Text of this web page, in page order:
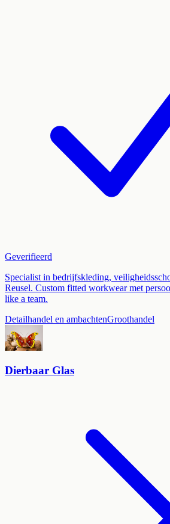
Geverifieerd
Specialist in bedrijfskleding,
Reusel. Custom fitted workwear met
like a team.
Detailhandel en ambachtenGroothandel
Dierbaar Glas